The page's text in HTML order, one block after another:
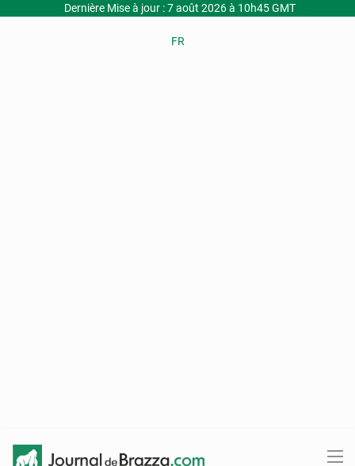
Dernière Mise à jour : 7 août 2026 à 10h45 GMT
FR